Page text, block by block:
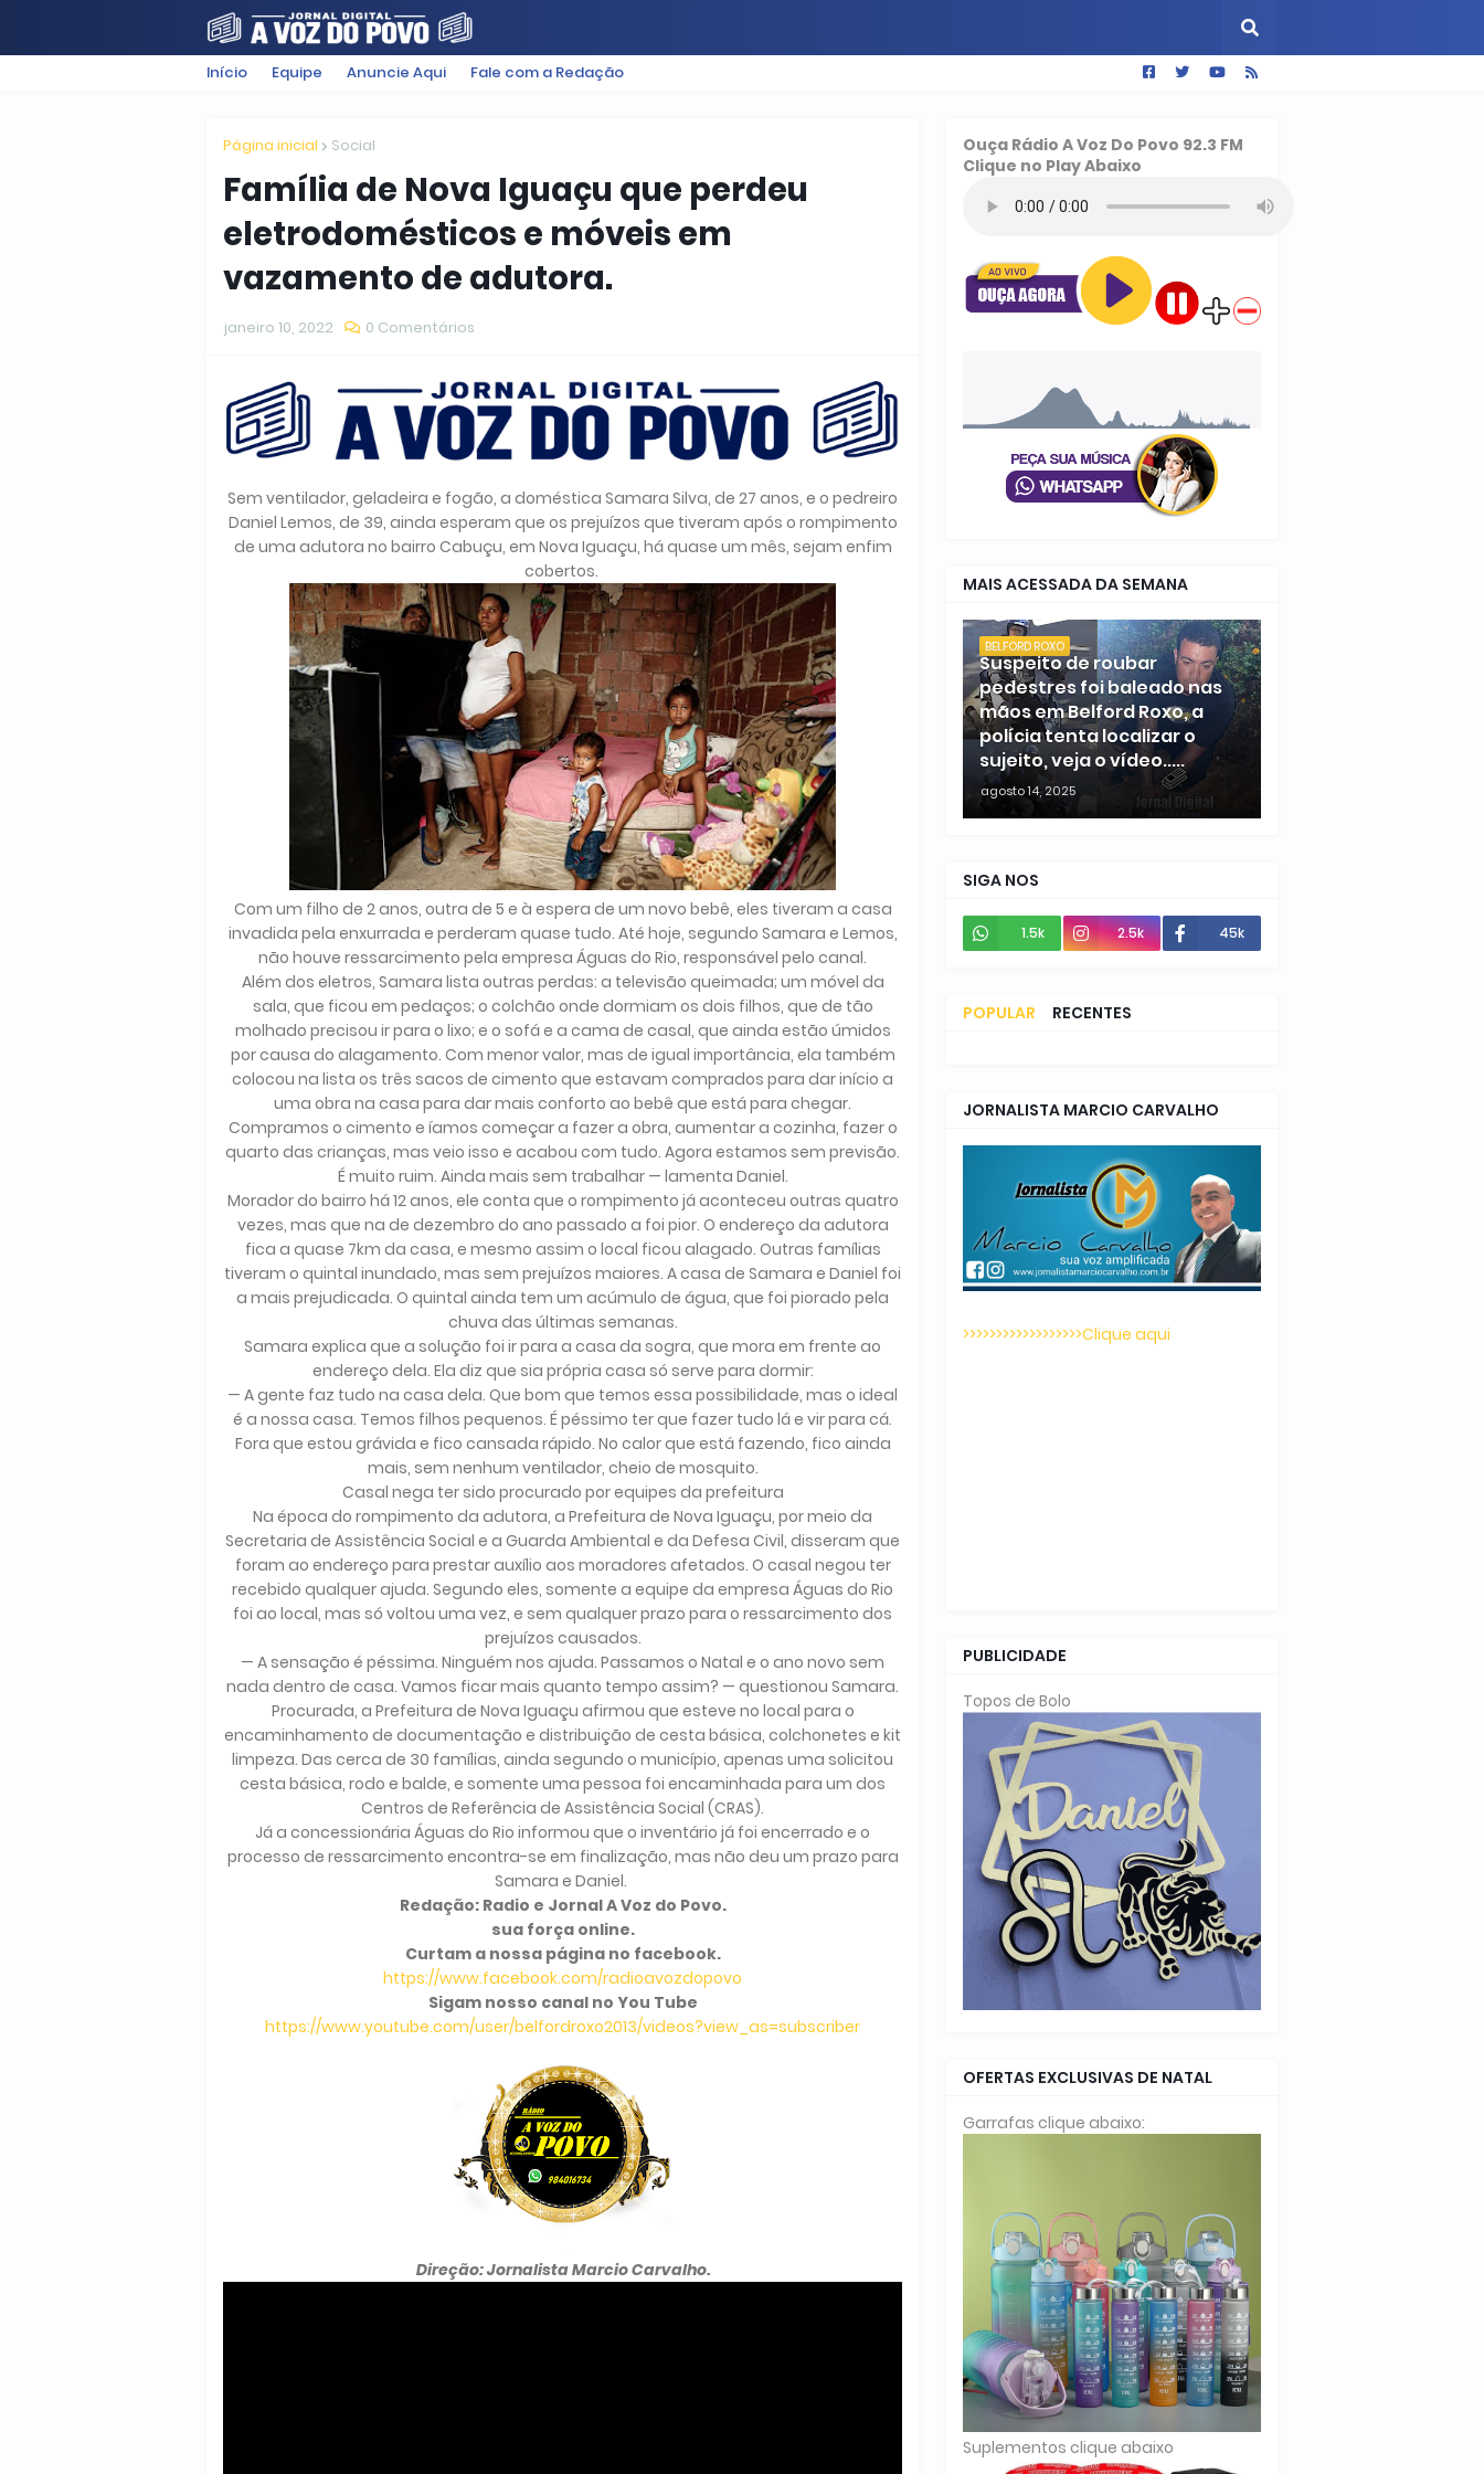
FILMES POLÍTICA SUGESTÕES BAIXADA
Início Equipe Anuncie Aqui Fale com a Redação
Página inicial Social
Família de Nova Iguaçu que perdeu
eletrodomésticos e móveis em
vazamento de adutora.
janeiro 10, 2022 0 Comentários
Sem ventilador, geladeira e fogão, a doméstica Samara Silva, de 27 anos, e o pedreiro
Daniel Lemos, de 39, ainda esperam que os prejuízos que tiveram após o rompimento
de uma adutora no bairro Cabuçu, em Nova Iguaçu, há quase um mês, sejam enfim
cobertos.
Com um filho de 2 anos, outra de 5 e à espera de um novo bebê, eles tiveram a casa
invadida pela enxurrada e perderam quase tudo. Até hoje, segundo Samara e Lemos,
não houve ressarcimento pela empresa Águas do Rio, responsável pelo canal.
Além dos eletros, Samara lista outras perdas: a televisão queimada; um móvel da
sala, que ficou em pedaços; o colchão onde dormiam os dois filhos, que de tão
molhado precisou ir para o lixo; e o sofá e a cama de casal, que ainda estão úmidos
por causa do alagamento. Com menor valor, mas de igual importância, ela também
colocou na lista os três sacos de cimento que estavam comprados para dar início a
uma obra na casa para dar mais conforto ao bebê que está para chegar.
Compramos o cimento e íamos começar a fazer a obra, aumentar a cozinha, fazer o
quarto das crianças, mas veio isso e acabou com tudo. Agora estamos sem previsão.
É muito ruim. Ainda mais sem trabalhar — lamenta Daniel.
Morador do bairro há 12 anos, ele conta que o rompimento já aconteceu outras quatro
vezes, mas que na de dezembro do ano passado a foi pior. O endereço da adutora
fica a quase 7km da casa, e mesmo assim o local ficou alagado. Outras famílias
tiveram o quintal inundado, mas sem prejuízos maiores. A casa de Samara e Daniel foi
a mais prejudicada. O quintal ainda tem um acúmulo de água, que foi piorado pela
chuva das últimas semanas.
Samara explica que a solução foi ir para a casa da sogra, que mora em frente ao
endereço dela. Ela diz que sia própria casa só serve para dormir:
— A gente faz tudo na casa dela. Que bom que temos essa possibilidade, mas o ideal
é a nossa casa. Temos filhos pequenos. É péssimo ter que fazer tudo lá e vir para cá.
Fora que estou grávida e fico cansada rápido. No calor que está fazendo, fico ainda
mais, sem nenhum ventilador, cheio de mosquito.
Casal nega ter sido procurado por equipes da prefeitura
Na época do rompimento da adutora, a Prefeitura de Nova Iguaçu, por meio da
Secretaria de Assistência Social e a Guarda Ambiental e da Defesa Civil, disseram que
foram ao endereço para prestar auxílio aos moradores afetados. O casal negou ter
recebido qualquer ajuda. Segundo eles, somente a equipe da empresa Águas do Rio
foi ao local, mas só voltou uma vez, e sem qualquer prazo para o ressarcimento dos
prejuízos causados.
— A sensação é péssima. Ninguém nos ajuda. Passamos o Natal e o ano novo sem
nada dentro de casa. Vamos ficar mais quanto tempo assim? — questionou Samara.
Procurada, a Prefeitura de Nova Iguaçu afirmou que esteve no local para o
encaminhamento de documentação e distribuição de cesta básica, colchonetes e kit
limpeza. Das cerca de 30 famílias, ainda segundo o município, apenas uma solicitou
cesta básica, rodo e balde, e somente uma pessoa foi encaminhada para um dos
Centros de Referência de Assistência Social (CRAS).
Já a concessionária Águas do Rio informou que o inventário já foi encerrado e o
processo de ressarcimento encontra-se em finalização, mas não deu um prazo para
Samara e Daniel.
Redação: Radio e Jornal A Voz do Povo.
sua força online.
Curtam a nossa página no facebook.
https://www.facebook.com/radioavozdopovo
Sigam nosso canal no You Tube
https://www.youtube.com/user/belfordroxo2013/videos?view_as=subscriber
Direção: Jornalista Marcio Carvalho.
Ouça Rádio A Voz Do Povo 92.3 FM
Clique no Play Abaixo
MAIS ACESSADA DA SEMANA
BELFORD ROXO
Suspeito de roubar
pedestres foi baleado nas
mãos em Belford Roxo, a
polícia tenta localizar o
sujeito, veja o vídeo.....
agosto 14, 2025
SIGA NOS
1.5k 2.5k 45k
POPULAR
RECENTES
JORNALISTA MARCIO CARVALHO
>>>>>>>>>>>>>>>>>>Clique aqui
PUBLICIDADE
Topos de Bolo
OFERTAS EXCLUSIVAS DE NATAL
Garrafas clique abaixo:
Suplementos clique abaixo